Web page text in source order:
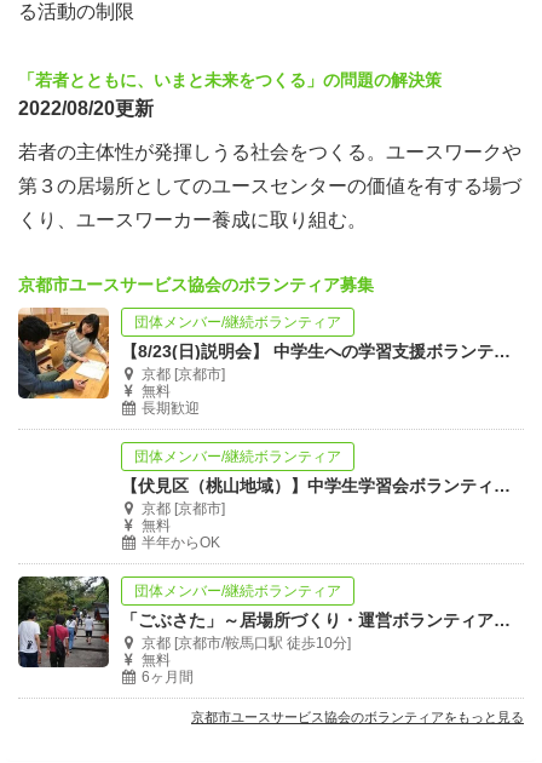
る活動の制限
「若者とともに、いまと未来をつくる」の問題の解決策
2022/08/20更新
若者の主体性が発揮しうる社会をつくる。ユースワークや
第３の居場所としてのユースセンターの価値を有する場づ
くり、ユースワーカー養成に取り組む。
京都市ユースサービス協会のボランティア募集
団体メンバー/継続ボランティア
【8/23(日)説明会】 中学生への学習支援ボランティア説明会【別日個別説明可】
京都 [京都市]
無料
長期歓迎
団体メンバー/継続ボランティア
【伏見区（桃山地域）】中学生学習会ボランティアスタッフ募集
京都 [京都市]
無料
半年からOK
団体メンバー/継続ボランティア
「ごぶさた」～居場所づくり・運営ボランティア～募集!
京都 [京都市/鞍馬口駅 徒歩10分]
無料
6ヶ月間
京都市ユースサービス協会のボランティアをもっと見る